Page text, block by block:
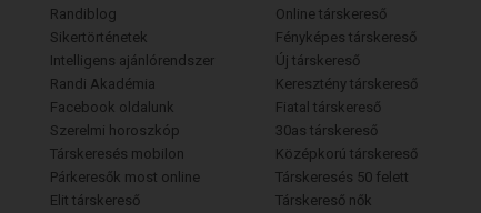
Randiblog
Sikertörténetek
Intelligens ajánlórendszer
Randi Akadémia
Facebook oldalunk
Szerelmi horoszkóp
Társkeresés mobilon
Párkeresők most online
Elit társkereső
Online társkereső
Fényképes társkereső
Új társkereső
Keresztény társkereső
Fiatal társkereső
30as társkereső
Középkorú társkereső
Társkeresés 50 felett
Társkereső nők